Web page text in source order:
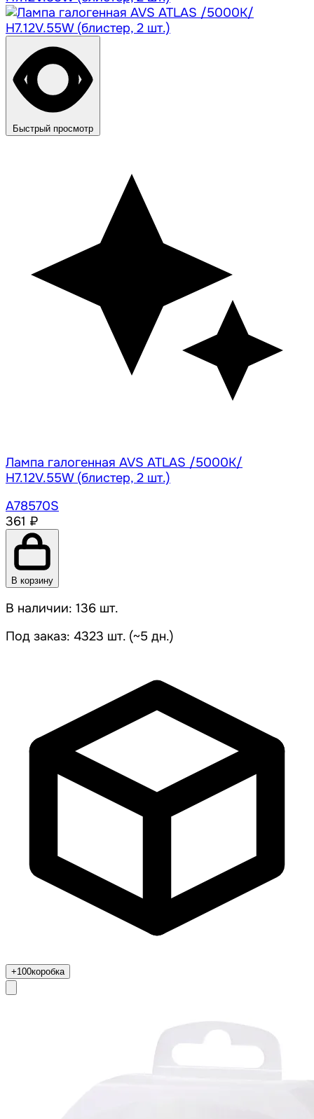
Быстрый просмотр
Лампа галогенная AVS ATLAS /5000К/
H7.12V.55W (блистер, 2 шт.)
A78570S
361 ₽
В корзину
В наличии: 136 шт.
Под заказ: 4323 шт. (~5 дн.)
+100коробка